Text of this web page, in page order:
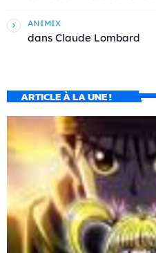
ANIMIX
dans Claude Lombard
ARTICLE À LA UNE !